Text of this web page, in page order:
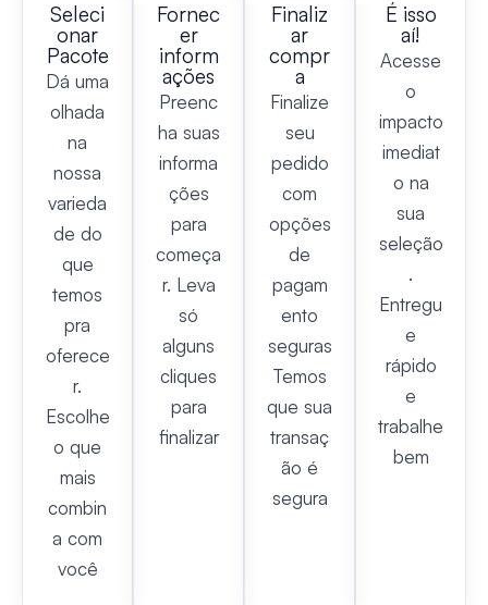
Seleci
onar
Pacote
Dá uma
olhada
na
nossa
varieda
de do
que
temos
pra
oferece
r.
Escolhe
o que
mais
combin
a com
você
Fornec
er
inform
ações
Preenc
ha suas
informa
ções
para
começa
r. Leva
só
alguns
cliques
para
finalizar
Finaliz
ar
compr
a
Finalize
seu
pedido
com
opções
de
pagam
ento
seguras
Temos
que sua
transaç
ão é
segura
É isso
aí!
Acesse
o
impacto
imediat
o na
sua
seleção
.
Entregu
e
rápido
e
trabalhe
bem